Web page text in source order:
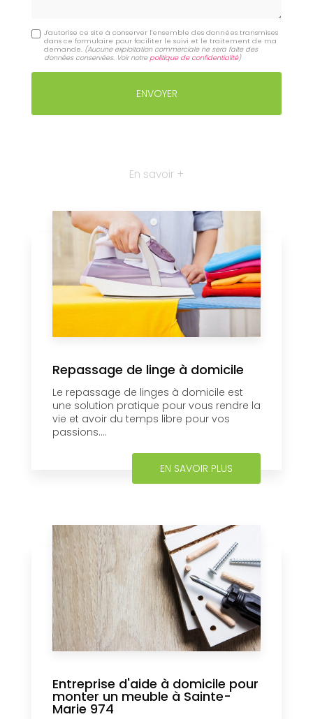
J'autorise ce site à conserver l'ensemble des données transmises
dans ce formulaire pour faciliter le suivi et le traitement de ma
demande. (Aucune exploitation commerciale ne sera faite des
données conservées. Voir notrepolitique de confidentialité)
En savoir +
Repassage de linge à domicile
Le repassage de linges à domicile est
une solution pratique pour vous rendre la
vie et avoir du temps libre pour vos
passions....
EN SAVOIR PLUS
Entreprise d'aide à domicile pour
monter un meuble à Sainte-
Marie 974